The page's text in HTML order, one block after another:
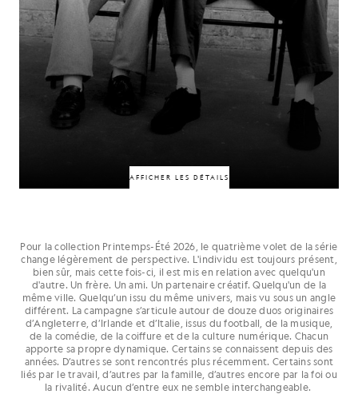
AFFICHER LES DÉTAILS
50% DE RÉDUCTION 50% DE RÉDUCTION
Liés par l'innovation, leur influence et leur place commune dans la culture
moderne du barbier, HD Cutz et A Star Barbers ont contribué à redéfinir le
secteur. Chacun a transformé cet univers à sa manière, mais ensemble, ils
incarnent l'ampleur, l'énergie et le poids culturel que revêt aujourd'hui le
métier de barbier.
Pour la collection Printemps-Été 2026, le quatrième volet de la série
change légèrement de perspective. L'individu est toujours présent,
bien sûr, mais cette fois-ci, il est mis en relation avec quelqu'un
d'autre. Un frère. Un ami. Un partenaire créatif. Quelqu'un de la
même ville. Quelqu’un issu du même univers, mais vu sous un angle
différent. La campagne s’articule autour de douze duos originaires
d’Angleterre, d’Irlande et d’Italie, issus du football, de la musique,
de la comédie, de la coiffure et de la culture numérique. Chacun
apporte sa propre dynamique. Certains se connaissent depuis des
années. D’autres se sont rencontrés plus récemment. Certains sont
liés par le travail, d’autres par la famille, d’autres encore par la foi ou
la rivalité. Aucun d’entre eux ne semble interchangeable.